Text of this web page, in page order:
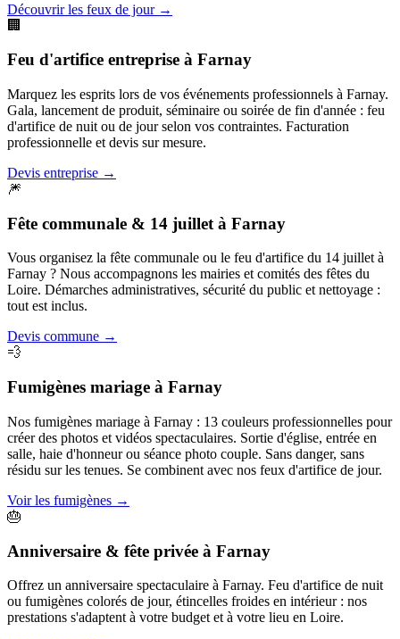
Découvrir les feux de jour→
🏢
Feu d'artifice entreprise à Farnay
Marquez les esprits lors de vos événements professionnels à Farnay.
Gala, lancement de produit, séminaire ou soirée de fin d'année : feu
d'artifice de nuit ou de jour selon vos contraintes. Facturation
professionnelle et devis sur mesure.
Devis entreprise →
🎆
Fête communale & 14 juillet à Farnay
Vous organisez la fête communale ou le feu d'artifice du 14 juillet à
Farnay ? Nous accompagnons les mairies et comités des fêtes du
Loire. Démarches administratives, sécurité du public et nettoyage :
tout est inclus.
Devis commune →
💨
Fumigènes mariage à Farnay
Nos fumigènes mariage à Farnay : 13 couleurs professionnelles pour
créer des photos et vidéos spectaculaires. Sortie d'église, entrée en
salle, haie d'honneur ou séance photo couple. Sans danger, sans
résidu sur les tenues. Se combinent avec nos feux d'artifice de jour.
Voir les fumigènes →
🎂
Anniversaire & fête privée à Farnay
Offrez un anniversaire spectaculaire à Farnay. Feu d'artifice de nuit
ou fumigènes colorés de jour, étincelles froides en intérieur : nos
prestations s'adaptent à votre budget et à votre lieu en Loire.